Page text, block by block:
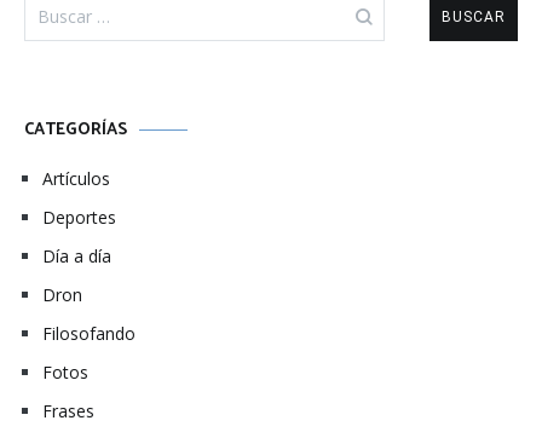
CATEGORÍAS
Artículos
Deportes
Día a día
Dron
Filosofando
Fotos
Frases